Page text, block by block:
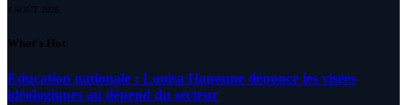
4 AOÛT 2026
What's Hot
Education nationale : Louisa Hanoune dénonce les visées
idéologiques au dépend du secteur